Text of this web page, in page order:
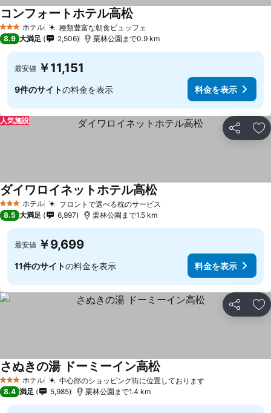
3 ホテルのランク
ホテル 種類豊富な朝食ビュッフェ
コンフォートホテル高松
8.9 大満足 2,506 栗林公園まで0.9 km
最安値 ￥11,151
9件のサイトの料金を表示 料金を表示
シェア お
人気施設
3 ホテルのランク
ホテル フロントで選べる枕のサービス
ダイワロイネットホテル高松
8.5 大満足 6,997 栗林公園まで1.5 km
最安値 ￥9,699
11件のサイトの料金を表示 料金を表示
シェア お
3 ホテルのランク
ホテル 中心部のショッピング街に位置しております料金を表示
さぬきの湯 ドーミーイン高松
8.4 満足 5,985 栗林公園まで1.4 km